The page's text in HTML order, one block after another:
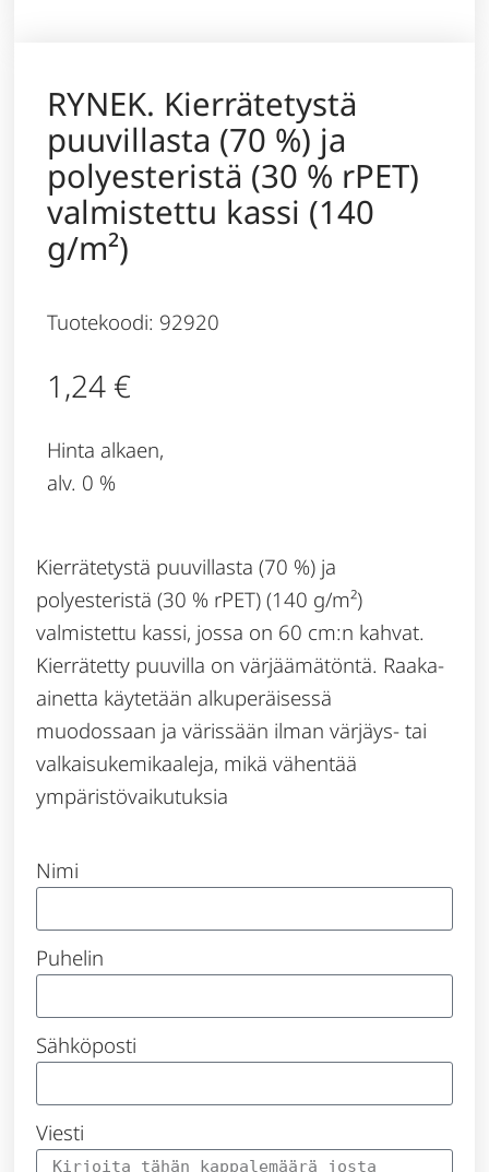
RYNEK. Kierrätetystä
puuvillasta (70 %) ja
polyesteristä (30 % rPET)
valmistettu kassi (140
g/m²)
Tuotekoodi: 92920
1,24 €
Hinta alkaen,
alv. 0 %
Kierrätetystä puuvillasta (70 %) ja
polyesteristä (30 % rPET) (140 g/m²)
valmistettu kassi, jossa on 60 cm:n kahvat.
Kierrätetty puuvilla on värjäämätöntä. Raaka-
ainetta käytetään alkuperäisessä
muodossaan ja värissään ilman värjäys- tai
valkaisukemikaaleja, mikä vähentää
ympäristövaikutuksia
Nimi
Puhelin
Sähköposti
Viesti